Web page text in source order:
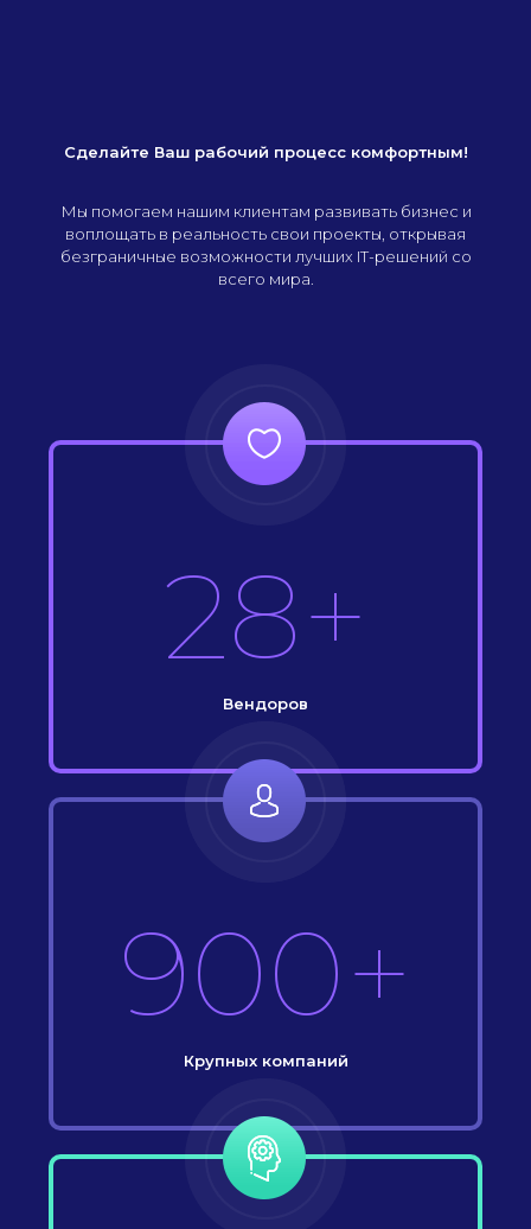
Сделайте Ваш рабочий процесс комфортным!
Мы помогаем нашим клиентам развивать бизнес и
воплощать в реальность свои проекты, открывая
безграничные возможности лучших IT-решений со
всего мира.
28+
Вендоров
900+
Крупных компаний